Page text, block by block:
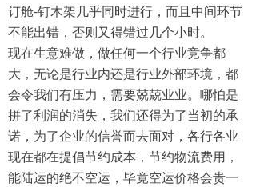
订舱-钉木架几乎同时进行，而且中间环节
不能出错，否则又得错过几个小时。
现在生意难做，做任何一个行业竞争都
大，无论是行业内还是行业外部环境，都
会令我们有压力，需要兢兢业业。哪怕是
拼了利润的消失，我们还得为了当初的承
诺，为了企业的信誉而去面对，各行各业
现在都在提倡节约成本，节约物流费用，
能陆运的绝不空运，毕竟空运价格会贵一